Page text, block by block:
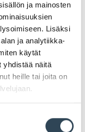
ja mainosten
Lisäksi
ja analytiikka-
käytät
yhdistää näitä
heille tai joita on
ke